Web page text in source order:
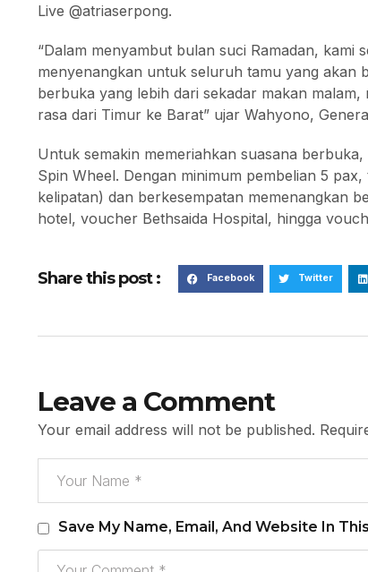
Live @atriaserpong.
“Dalam menyambut bulan suci Ramadan, kami
menyenangkan untuk seluruh tamu yang akan
berbuka yang lebih dari sekadar makan
rasa dari Timur ke Barat” ujar Wahyono,
Untuk semakin memeriahkan suasana
Spin Wheel. Dengan minimum pembelian 5
kelipatan) dan berkesempatan memenangkan
hotel, voucher Bethsaida Hospital, hingga
Share this post : Facebook Twitter
Leave a Comment
Your email address will not be published.
Save My Name, Email, And Website In